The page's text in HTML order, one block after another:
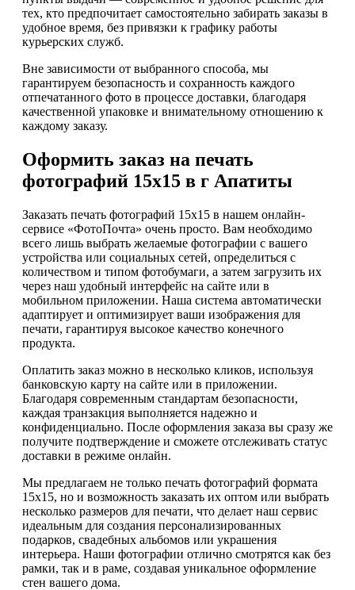
тех, кто предпочитает самостоятельно забирать заказы в
удобное время, без привязки к графику работы
курьерских служб.
Вне зависимости от выбранного способа, мы
гарантируем безопасность и сохранность каждого
отпечатанного фото в процессе доставки, благодаря
качественной упаковке и внимательному отношению к
каждому заказу.
Оформить заказ на печать
фотографий 15х15 в г Апатиты
Заказать печать фотографий 15х15 в нашем онлайн-
сервисе «ФотоПочта» очень просто. Вам необходимо
всего лишь выбрать желаемые фотографии с вашего
устройства или социальных сетей, определиться с
количеством и типом фотобумаги, а затем загрузить их
через наш удобный интерфейс на сайте или в
мобильном приложении. Наша система автоматически
адаптирует и оптимизирует ваши изображения для
печати, гарантируя высокое качество конечного
продукта.
Оплатить заказ можно в несколько кликов, используя
банковскую карту на сайте или в приложении.
Благодаря современным стандартам безопасности,
каждая транзакция выполняется надежно и
конфиденциально. После оформления заказа вы сразу же
получите подтверждение и сможете отслеживать статус
доставки в режиме онлайн.
Мы предлагаем не только печать фотографий формата
15х15, но и возможность заказать их оптом или выбрать
несколько размеров для печати, что делает наш сервис
идеальным для создания персонализированных
подарков, свадебных альбомов или украшения
интерьера. Наши фотографии отлично смотрятся как без
рамки, так и в раме, создавая уникальное оформление
стен вашего дома.